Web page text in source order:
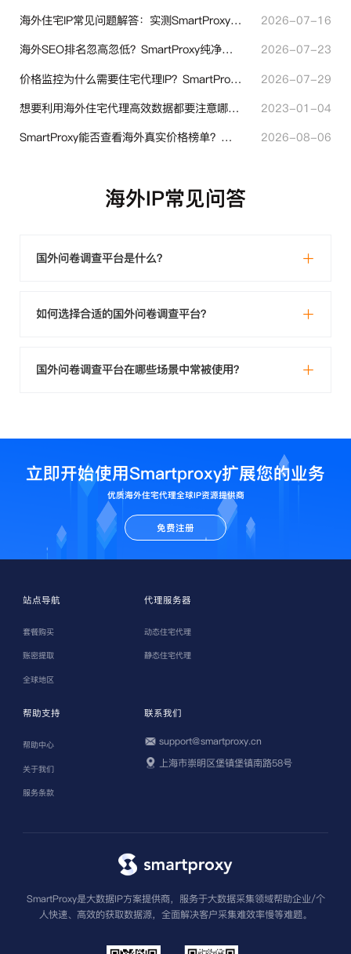
海外住宅IP常见问题解答：实测SmartProxy使用经验分享
2026-07-16
海外SEO排名忽高忽低？SmartProxy纯净住宅IP助力站点权重稳定
2026-07-23
价格监控为什么需要住宅代理IP？SmartProxy助力跨境商家实现全球竞品数据采集
2026-07-29
想要利用海外住宅代理高效数据都要注意哪些地方？
2023-01-04
SmartProxy能否查看海外真实价格榜单？跨境选品代理IP实用解读
2026-08-06
海外IP常见问答
国外问卷调查平台是什么？
如何选择合适的国外问卷调查平台？
国外问卷调查平台在哪些场景中常被使用？
立即开始使用Smartproxy扩展您的业务
优质海外住宅代理全球IP资源提供商
免费注册
站点导航
套餐购买
账密提取
全球地区
代理服务器
动态住宅代理
静态住宅代理
帮助支持
帮助中心
关于我们
服务条款
联系我们
support@smartproxy.cn
上海市崇明区堡镇堡镇南路58号
SmartProxy是大数据IP方案提供商，服务于大数据采集领域帮助企业/个
人快速、高效的获取数据源，全面解决客户采集难效率慢等难题。